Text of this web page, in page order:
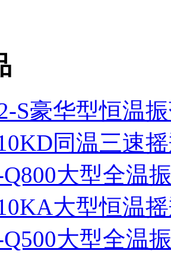
S豪华型恒温
同温三速
大型全温
大型恒温
大型全温